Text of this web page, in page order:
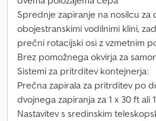
Sprednje zapiranje na nosilcu za
obojestranskimi vodilnimi klini,
prečni rotacijski osi z vzmetnim
Brez pomožnega okvirja za
Sistemi za pritrditev kontejnerja:
Prečna zapirala za pritrditev po
dvojnega zapiranja za 1 x 30 ft ali
Nastavitev s sredinskim